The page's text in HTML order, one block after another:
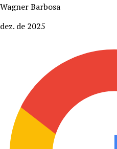
Wagner Barbosa
dez. de 2025